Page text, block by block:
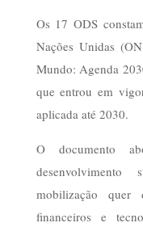
Os 17 ODS
Nações Unidas
Mundo: Agenda
que entrou em
aplicada até 2030.
O documento
mobilização quer
financeiros e